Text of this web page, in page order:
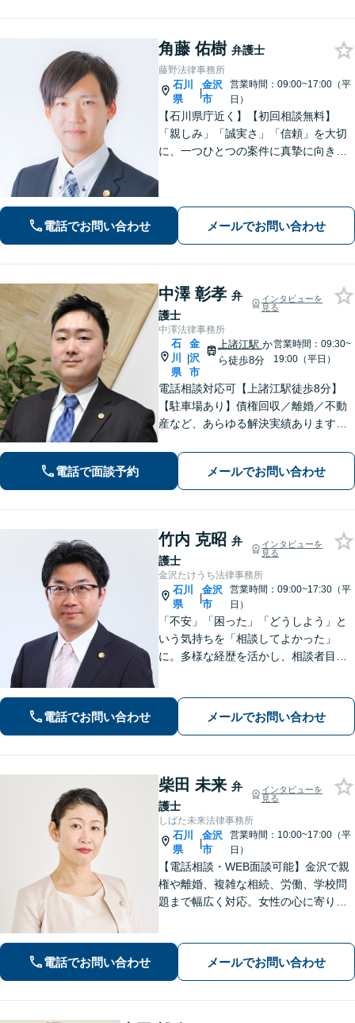
角藤 佑樹 弁護士
藤野法律事務所
石川
県
|
金沢
市
営業時間：09:00~17:00（平
日）
【石川県庁近く】【初回相談無料】
「親しみ」「誠実さ」「信頼」を大切
に、一つひとつの案件に真摯に向き合
すく説明しますので、安心してご相談
ください。
電話でお問い合わせ メールでお問い合わせ
中澤 彰孝 弁
護士
インタビューを
見る
中澤法律事務所
石
川
県
|
金
沢
市
上諸江駅 か
ら徒歩8分
営業時間：09:30~
19:00（平日）
電話相談対応可【上諸江駅徒歩8分】
【駐車場あり】債権回収／離婚／不動
産など、あらゆる解決実績あります！
案します。個人事務所で手厚い対応◎
【完全個室】お困りの際はお早めにご
相談ください！
電話で面談予約 メールでお問い合わせ
竹内 克昭 弁
護士
インタビューを
見る
金沢たけうち法律事務所
石川
県
|
金沢
市
営業時間：09:00~17:30（平
日）
「不安」「困った」「どうしよう」と
いう気持ちを「相談してよかった」
に。多様な経歴を活かし、相談者目線
の多くの方から喜ばれております。
【初回３０分間相談無料】
電話でお問い合わせ メールでお問い合わせ
柴田 未来 弁
護士
インタビューを
見る
しばた未来法律事務所
石川
県
|
金沢
市
営業時間：10:00~17:00（平
日）
【電話相談・WEB面談可能】金沢で親
権や離婚、複雑な相続、労働、学校問
題まで幅広く対応。女性の心に寄り添
力でサポートします。お子様連れも歓
迎。まずはじっくりとお話をお聞かせ
電話でお問い合わせ メールでお問い合わせ